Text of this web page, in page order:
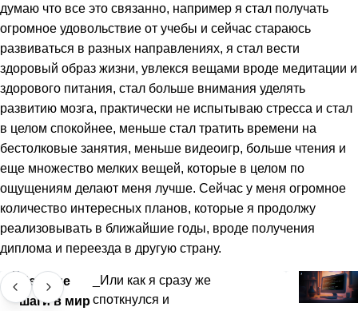
думаю что все это связанно, например я стал получать
огромное удовольствие от учебы и сейчас стараюсь
развиваться в разных направлениях, я стал вести
здоровый образ жизни, увлекся вещами вроде медитации и
здорового питания, стал больше внимания уделять
развитию мозга, практически не испытываю стресса и стал
в целом спокойнее, меньше стал тратить времени на
бестолковые занятия, меньше видеоигр, больше чтения и
еще множество мелких вещей, которые в целом по
ощущениям делают меня лучше. Сейчас у меня огромное
количество интересных планов, которые я продолжу
реализовывать в ближайшие годы, вроде получения
диплома и переезда в другую страну.
Первые
шаги в мир
_Или как я сразу же
споткнулся и